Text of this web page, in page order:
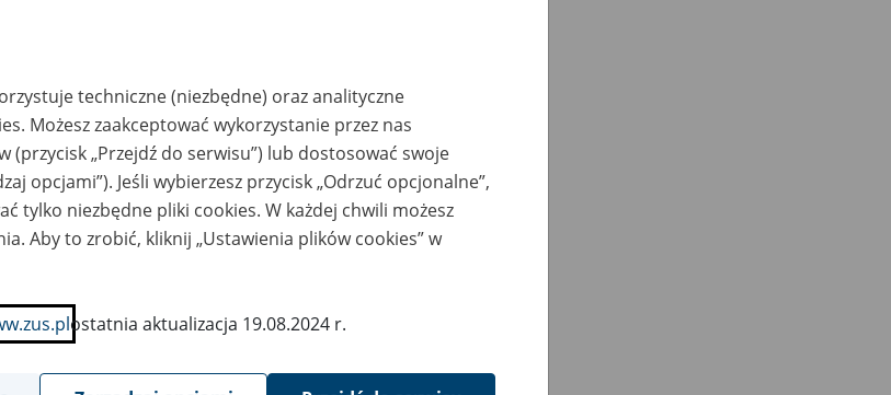
przesyłać poprzez
wszystkie techniczne (niezbędne) oraz analityczne
Możesz zaakceptować wykorzystanie przez nas
(przycisk „Przejdź do serwisu”) lub dostosować swoje
opcjami”). Jeśli wybierzesz przycisk „Odrzuć opcjonalne”,
tylko niezbędne pliki cookies. W każdej chwili możesz
Aby to zrobić, kliknij „Ustawienia plików cookies” w
ostatnia aktualizacja 19.08.2024 r.